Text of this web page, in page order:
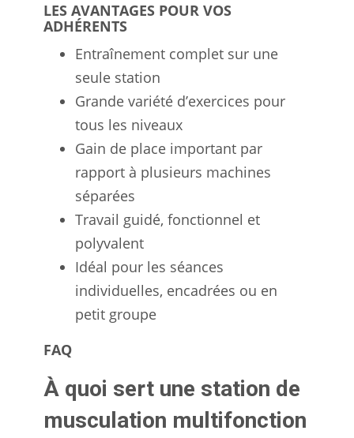
LES AVANTAGES POUR VOS
ADHÉRENTS
Entraînement complet sur une
seule station
Grande variété d’exercices pour
tous les niveaux
Gain de place important par
rapport à plusieurs machines
séparées
Travail guidé, fonctionnel et
polyvalent
Idéal pour les séances
individuelles, encadrées ou en
petit groupe
FAQ
À quoi sert une station de
musculation multifonction